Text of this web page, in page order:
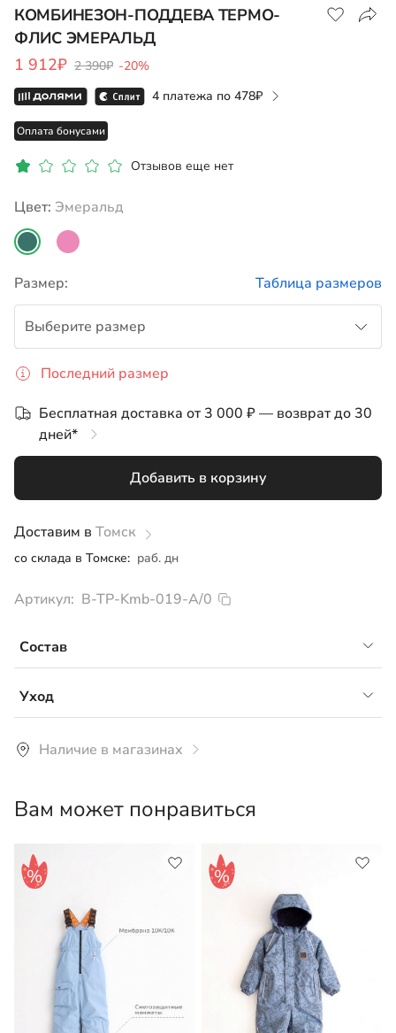
КОМБИНЕЗОН-ПОДДЕВА ТЕРМО-
ФЛИС ЭМЕРАЛЬД
1 912₽ 2 390₽ -20%
4 платежа по 478
Оплата бонусами
Отзывов еще нет
Цвет: эмеральд
Размер: Таблица размеров
Выберите размер
110Последний размер
Бесплатная доставка от 3 000 ₽ — возврат до 30
дней*
Добавить в корзину
Доставим в Томск
со склада в Томске: раб. дн
Артикул: B-TP-Kmb-019-A/0
Состав
Сайкл флис, 95% полиэстер 5% спандекс
Уход
Рекомендуется стирка перед использованием для
вымывания ворсинок и тканевой пыли. Стирка ручная
средствами для цветного белья, предварительно
вывернув изделие наизнанку.
Наличие в магазинах
Вам может понравиться